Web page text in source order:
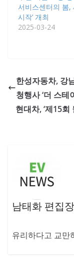
서비스센터의 봄,
시작’ 개최
2025-03-24
한성자동차, 강
청행사 ‘더 스테
현대차, ‘제15회
남태화 편집장
유리하다고 교만